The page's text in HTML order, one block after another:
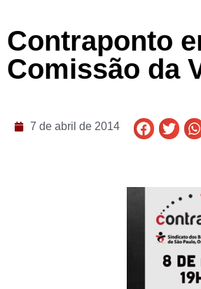
Contraponto
Comissão da
7 de abril de 2014